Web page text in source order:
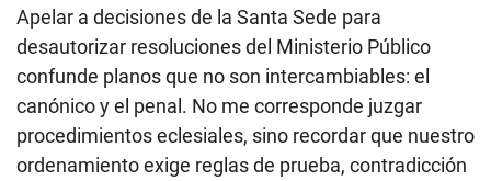
Apelar a decisiones de la Santa Sede para
desautorizar resoluciones del Ministerio Público
confunde planos que no son intercambiables: el
canónico y el penal. No me corresponde juzgar
procedimientos eclesiales, sino recordar que nuestro
ordenamiento exige reglas de prueba, contradicción